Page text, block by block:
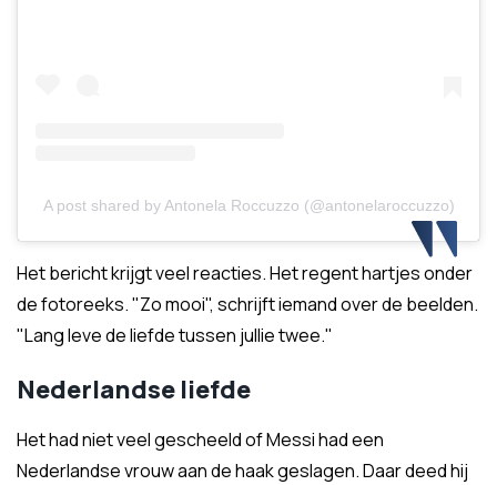
A post shared by Antonela Roccuzzo (@antonelaroccuzzo)
Het bericht krijgt veel reacties. Het regent hartjes onder
de fotoreeks. "Zo mooi", schrijft iemand over de beelden.
"Lang leve de liefde tussen jullie twee."
Nederlandse liefde
Het had niet veel gescheeld of Messi had een
Nederlandse vrouw aan de haak geslagen. Daar deed hij